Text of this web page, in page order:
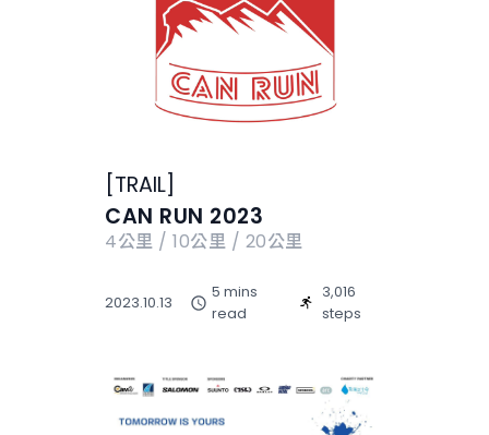
TRAIL
CAN RUN 2023
4公里 / 10公里 / 20公里
2023.10.13
5 mins
read
3,016
steps